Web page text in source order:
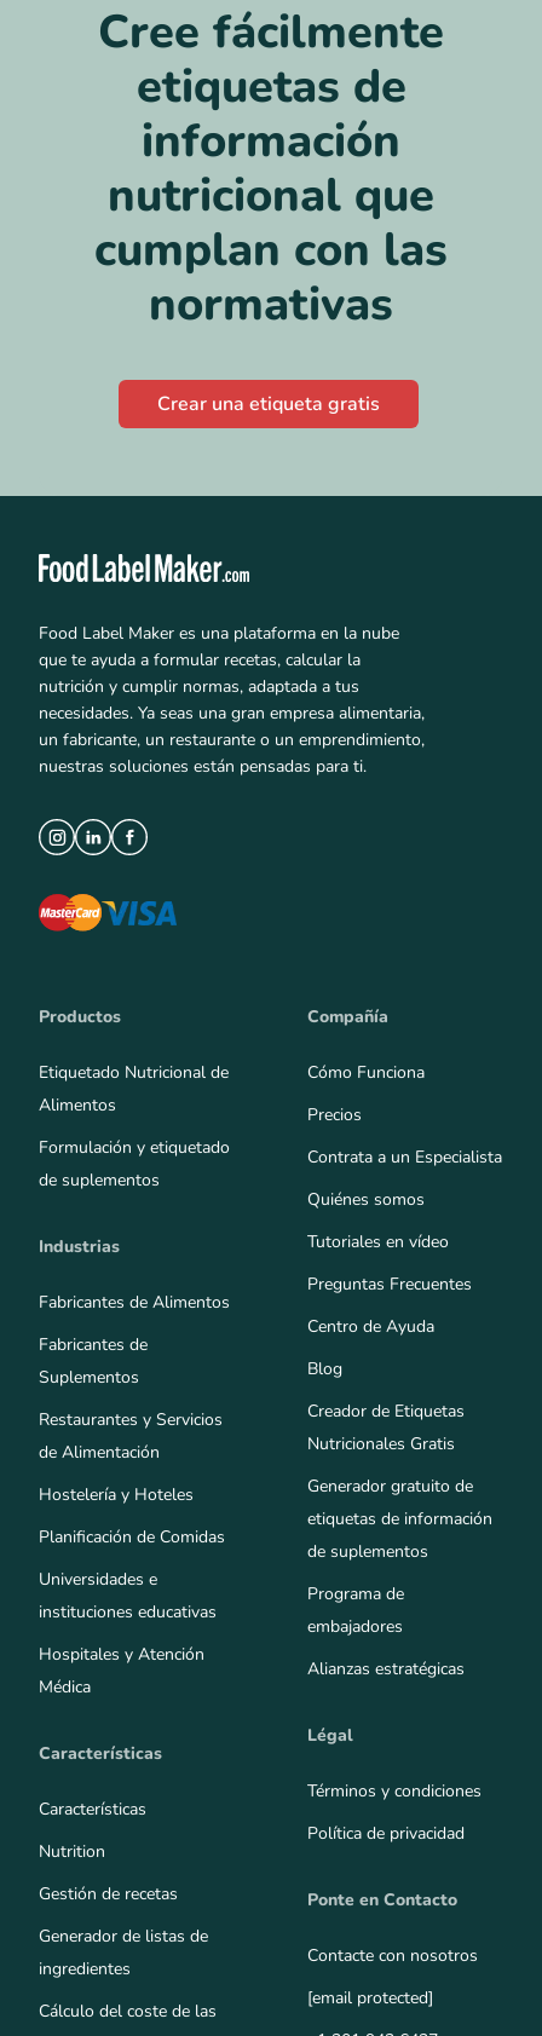
Cree fácilmente
etiquetas de
información
nutricional que
cumplan con las
normativas
Crear una etiqueta gratis
Food Label Maker es una plataforma en la nube
que te ayuda a formular recetas, calcular la
nutrición y cumplir normas, adaptada a tus
necesidades. Ya seas una gran empresa alimentaria,
un fabricante, un restaurante o un emprendimiento,
nuestras soluciones están pensadas para ti.
Productos
Etiquetado Nutricional de
Alimentos
Formulación y etiquetado
de suplementos
Industrias
Fabricantes de Alimentos
Fabricantes de
Suplementos
Restaurantes y Servicios
de Alimentación
Hostelería y Hoteles
Planificación de Comidas
Universidades e
instituciones educativas
Hospitales y Atención
Médica
Características
Características
Nutrition
Gestión de recetas
Generador de listas de
ingredientes
Cálculo del coste de las
Compañía
Cómo Funciona
Precios
Contrata a un Especialista
Quiénes somos
Tutoriales en vídeo
Preguntas Frecuentes
Centro de Ayuda
Blog
Creador de Etiquetas
Nutricionales Gratis
Generador gratuito de
etiquetas de información
de suplementos
Programa de
embajadores
Alianzas estratégicas
Légal
Términos y condiciones
Política de privacidad
Ponte en Contacto
Contacte con nosotros
[email protected]